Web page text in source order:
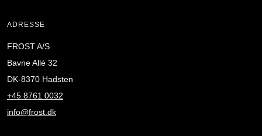
ADRESSE
FROST A/S
Bavne Allé 32
DK-8370 Hadsten
+45 8761 0032
info@frost.dk